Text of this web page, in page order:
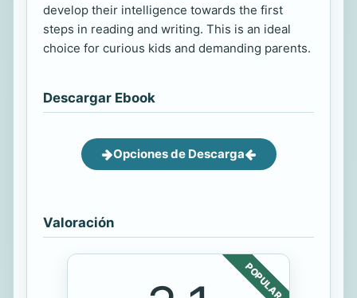
develop their intelligence towards the first
steps in reading and writing. This is an ideal
choice for curious kids and demanding parents.
Descargar Ebook
Opciones de Descarga
Valoración
POPULAR